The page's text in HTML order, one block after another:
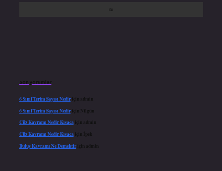
Son yorumlar
6 Sınıf Terim Sayısı Nediriçin admin
6 Sınıf Terim Sayısı Nediriçin Nilgün
Cüz Kavramı Nedir Kısacaiçin admin
Cüz Kavramı Nedir Kısacaiçin
İpek
Buluş Kavramı Ne Demektiriçin admin